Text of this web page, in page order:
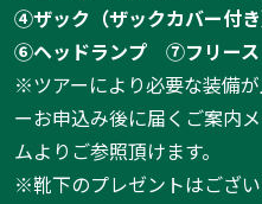
④ザック（ザックカバー付き
⑥ヘッドランプ
⑦フリース
※ツアーにより必要な装備
ーお申込み後に届くご案内
ムよりご参照頂けます。
※靴下のプレゼントはござい